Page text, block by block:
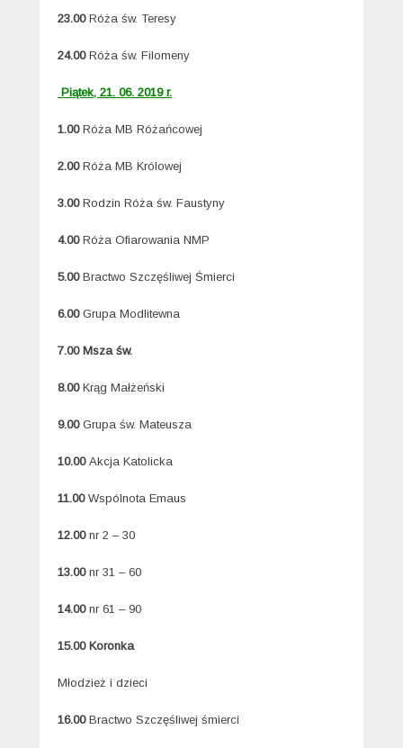
23.00 Róża św. Teresy
24.00Róża św. Filomeny
Piątek, 21. 06. 2019 r.
1.00Róża MB Różańcowej
2.00Róża MB Królowej
3.00Rodzin Róża św. Faustyny
4.00 Róża Ofiarowania NMP
5.00 Bractwo Szczęśliwej Śmierci
6.00 Grupa Modlitewna
7.00 Msza św.
8.00 Krąg Małżeński
9.00 Grupa św. Mateusza
10.00 Akcja Katolicka
11.00Wspólnota Emaus
12.00 nr 2 – 30
13.00nr 31 – 60
14.00nr 61 – 90
15.00 Koronka
Młodzież i dzieci
16.00Bractwo Szczęśliwej śmierci